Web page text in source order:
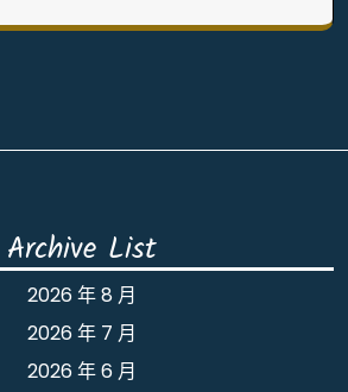
Archive List
2026 年 8 月
2026 年 7 月
2026 年 6 月